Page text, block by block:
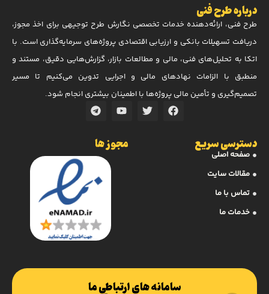
درباره طرح فنی
طرح فنی، ارائه‌دهنده خدمات تخصصی نگارش طرح توجیهی برای اخذ مجوز،
دریافت تسهیلات بانکی و ارزیابی اقتصادی پروژه‌های سرمایه‌گذاری است. با
اتکا به تحلیل‌های فنی، مالی و مطالعات بازار، گزارش‌هایی دقیق، مستند و
منطبق با الزامات نهادهای مالی و اجرایی تدوین می‌کنیم تا مسیر
تصمیم‌گیری و تأمین مالی پروژه‌ها با اطمینان بیشتری انجام شود.
دسترسی سریع
صفحه اصلی
مقالات سایت
تماس با ما
خدمات ما
مجوز ها
سامانه های ارتباطی ما